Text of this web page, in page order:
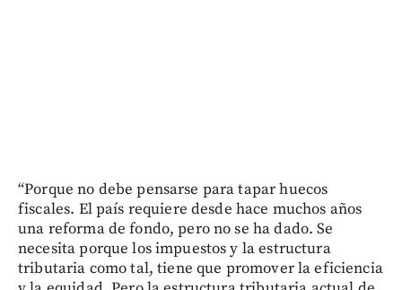
“Porque no debe pensarse para tapar huecos
fiscales. El país requiere desde hace muchos años
una reforma de fondo, pero no se ha dado. Se
necesita porque los impuestos y la estructura
tributaria como tal, tiene que promover la eficiencia